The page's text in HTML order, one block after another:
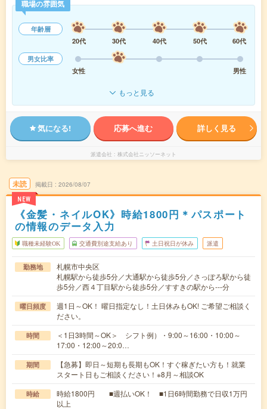
職場の雰囲気
年齢層
20代
30代 40代 50代
60代
男女比率
女性
男性
もっと見る
気になる! 応募へ進む 詳しく見る
派遣会社 株式会社ニッソーネット
未読
NEW
掲載日 2026/08/07
《金髪・ネイルOK》時給1800円＊パスポート
の情報のデータ入力
職種未経験OK 交通費別途支給あり 土日祝日が休み 派遣
勤務地
札幌市中央区
札幌駅から徒歩5分／大通駅から徒歩5分／さっぽろ駅から徒
歩5分／西４丁目駅から徒歩5分／すすきの駅から---分
曜日頻度
週1日～OK！ 曜日指定なし！土日休みもOK! ご希望ご相談く
ださい。
時間
＜1日3時間～OK＞ シフト例）・9:00～16:00・10:00～
17:00・12:00～20:0…
期間
【急募】即日～短期も長期もOK！すぐ稼ぎたい方も！就業
スタート日もご相談ください！※8月～相談OK
時給
時給1800円 ■週払いOK！ ■1日6時間勤務で日収1万円
以上